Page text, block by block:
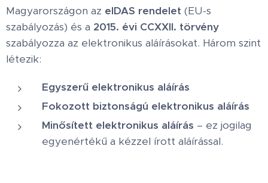
Magyarországon az eIDAS rendelet (EU-s
szabályozás) és a 2015. évi CCXXII. törvény
szabályozza az elektronikus aláírásokat. Három szint
létezik:
Egyszerű elektronikus aláírás
Fokozott biztonságú elektronikus aláírás
Minősített elektronikus aláírás – ez jogilag
egyenértékű a kézzel írott aláírással.